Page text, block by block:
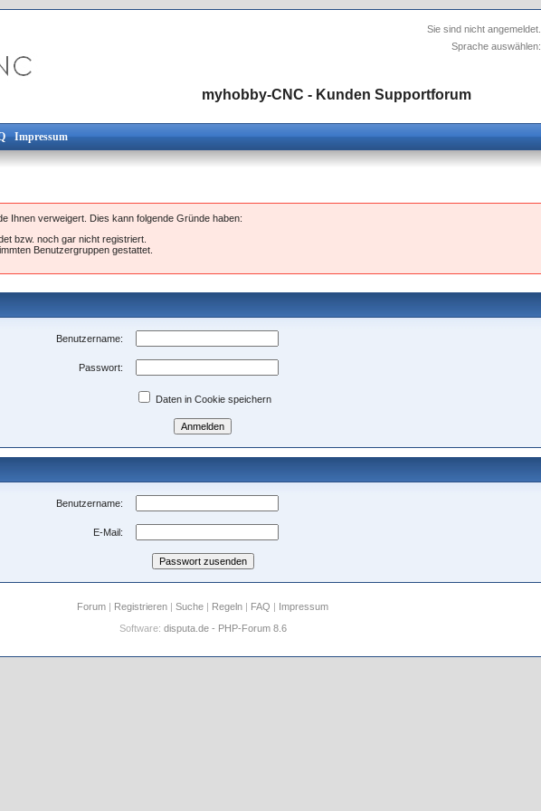
Sie sind nicht angemeldet.
Sprache auswählen:
myhobby-CNC - Kunden Supportforum
Impressum
Ihnen verweigert. Dies kann folgende Gründe haben:
bzw. noch gar nicht registriert.
Benutzergruppen gestattet.
Benutzername:
Passwort:
Daten in Cookie speichern
Benutzername:
E-Mail:
Forum Registrieren Suche Regeln FAQ
Impressum
Software: disputa.de - PHP-Forum 8.6